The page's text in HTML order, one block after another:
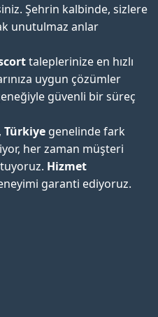
Şehrin kalbinde, sizlere
unutulmaz anlar
taleplerinize en hızlı
uygun çözümler
güvenli bir süreç
Türkiye genelinde fark
her zaman müşteri
Hizmet
garanti ediyoruz.